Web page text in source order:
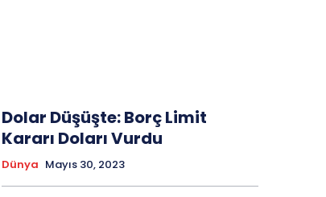
Dolar Düşüşte: Borç Limit
Kararı Doları Vurdu
Dünya Mayıs 30, 2023